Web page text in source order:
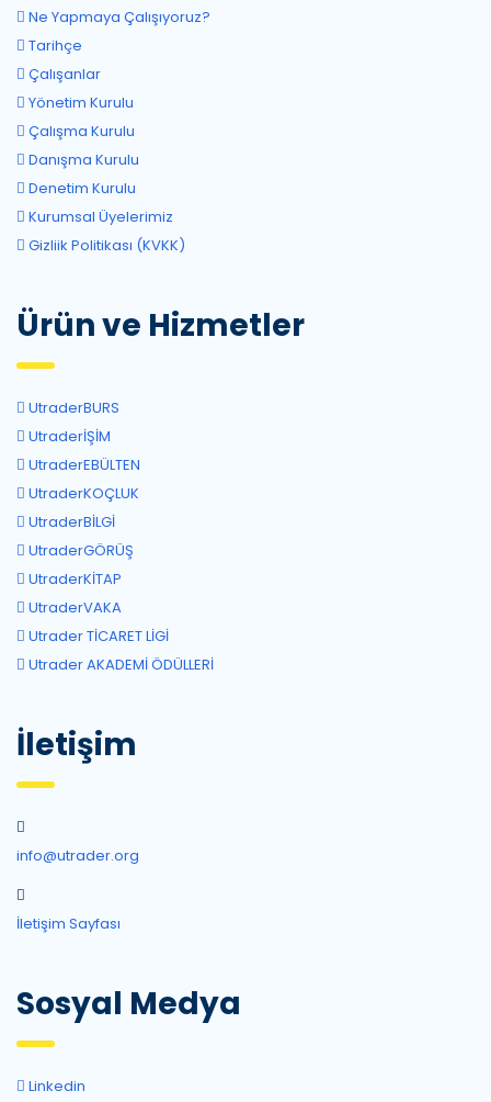
Ne Yapmaya Çalışıyoruz?
Tarihçe
Çalışanlar
Yönetim Kurulu
Çalışma Kurulu
Danışma Kurulu
Denetim Kurulu
Kurumsal Üyelerimiz
Gizliik Politikası (KVKK)
Ürün ve Hizmetler
UtraderBURS
UtraderİŞİM
UtraderEBÜLTEN
UtraderKOÇLUK
UtraderBİLGİ
UtraderGÖRÜŞ
UtraderKİTAP
UtraderVAKA
Utrader TİCARET LİGİ
Utrader AKADEMİ ÖDÜLLERİ
İletişim
info@utrader.org
İletişim Sayfası
Sosyal Medya
Linkedin